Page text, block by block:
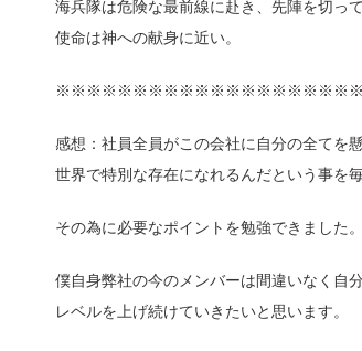
海兵隊は危険な最前線に赴き、先陣を切っ
使命は神への献身に近い。
感想：社員全員がこの会社に自分の全てを
世界で特別な存在になれるんだという事を
その為に必要なポイントを勉強できました
僕自身弊社の今のメンバーは間違いなく自
レベルを上げ続けていきたいと思います。